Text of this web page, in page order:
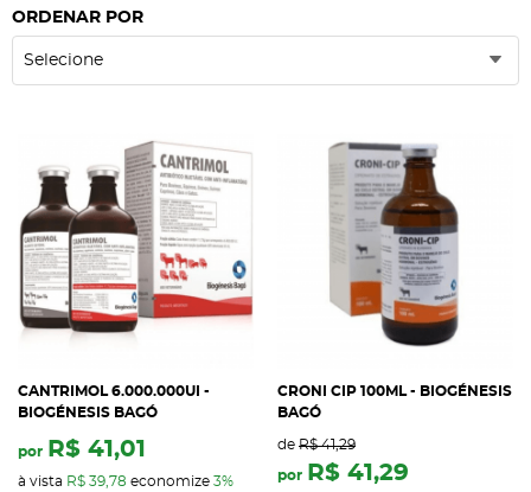
ORDENAR POR
Selecione
CANTRIMOL 6.000.000UI -
BIOGÉNESIS BAGÓ
por R$ 41,01
à vista R$ 39,78 economize 3%
CRONI CIP 100ML - BIOGÉNESIS
BAGÓ
de R$ 41,29
por R$ 41,29